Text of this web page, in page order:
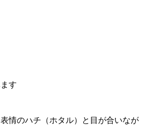
す
情のハチ（ホタル）と目が合いなが